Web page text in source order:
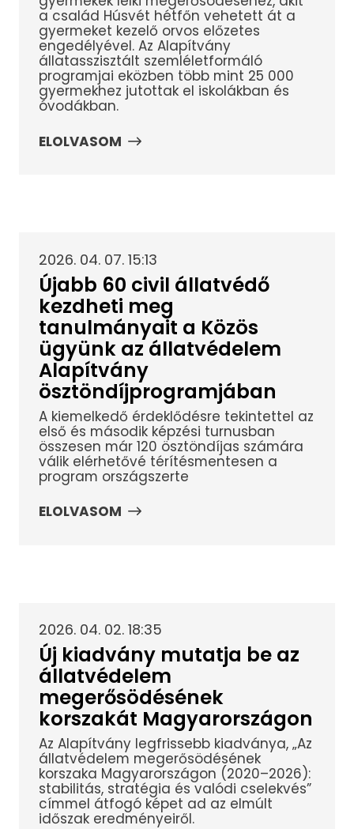
a család Húsvét hétfőn vehetett át a
gyermeket kezelő orvos előzetes
engedélyével. Az Alapítvány
állatasszisztált szemléletformáló
programjai eközben több mint 25 000
gyermekhez jutottak el iskolákban és
óvodákban.
ELOLVASOM
2026. 04. 07. 15:13
Újabb 60 civil állatvédő
kezdheti meg
tanulmányait a Közös
ügyünk az állatvédelem
Alapítvány
ösztöndíjprogramjában
A kiemelkedő érdeklődésre tekintettel az
első és második képzési turnusban
összesen már 120 ösztöndíjas számára
válik elérhetővé térítésmentesen a
program országszerte
ELOLVASOM
2026. 04. 02. 18:35
Új kiadvány mutatja be az
állatvédelem
megerősödésének
korszakát Magyarországon
Az Alapítvány legfrissebb kiadványa, „Az
állatvédelem megerősödésének
korszaka Magyarországon (2020–2026):
stabilitás, stratégia és valódi cselekvés”
címmel átfogó képet ad az elmúlt
időszak eredményeiről.